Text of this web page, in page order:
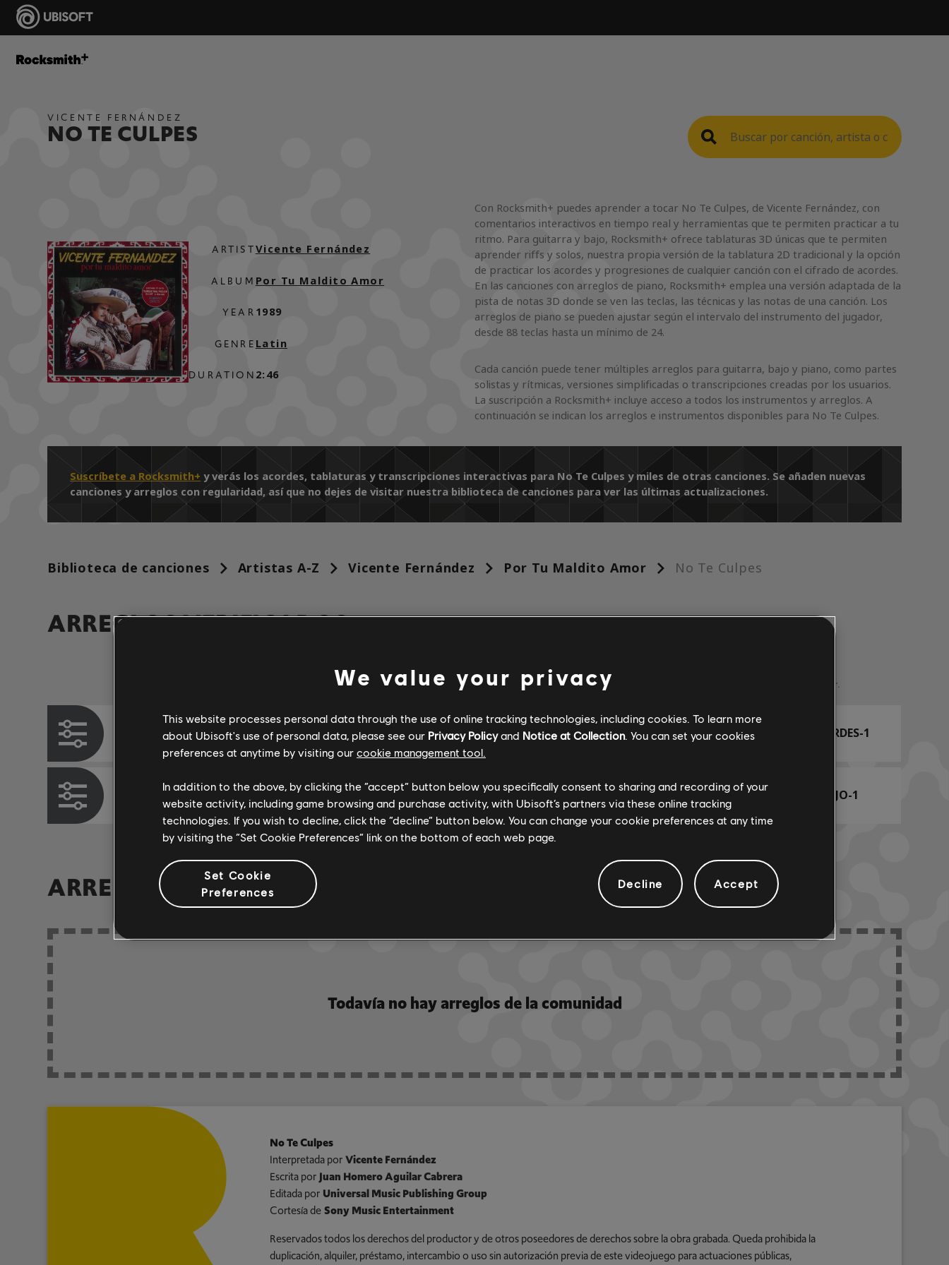
VICENTE FERNÁNDEZ
NO TE CULPES
ARTIST
ALBUM
YEAR
GENRE
DURATION
Vicente Fernández
Por Tu Maldito Amor
1989
Latin
2:46
Con Rocksmith+ puedes aprender a tocar No Te Culpes, de Vicente Fernández, con
comentarios interactivos en tiempo real y herramientas que te permiten practicar a tu
ritmo. Para guitarra y bajo, Rocksmith+ ofrece tablaturas 3D únicas que te permiten
aprender riffs y solos, nuestra propia versión de la tablatura 2D tradicional y la opción
de practicar los acordes y progresiones de cualquier canción con el cifrado de acordes.
En las canciones con arreglos de piano, Rocksmith+ emplea una versión adaptada de la
pista de notas 3D donde se ven las teclas, las técnicas y las notas de una canción. Los
arreglos de piano se pueden ajustar según el intervalo del instrumento del jugador,
desde 88 teclas hasta un mínimo de 24.
Cada canción puede tener múltiples arreglos para guitarra, bajo y piano, como partes
solistas y rítmicas, versiones simplificadas o transcripciones creadas por los usuarios.
La suscripción a Rocksmith+ incluye acceso a todos los instrumentos y arreglos. A
continuación se indican los arreglos e instrumentos disponibles para No Te Culpes.
Suscríbete a Rocksmith+ y verás los acordes, tablaturas y transcripciones interactivas para No Te Culpes y miles de otras canciones. Se añaden nuevas
canciones y arreglos con regularidad, así que no dejes de visitar nuestra biblioteca de canciones para ver las últimas actualizaciones.
Biblioteca de canciones Artistas A-Z Vicente Fernández Por Tu Maldito Amor No Te Culpes
ARREGLOS VERIFICADOS
Verificado Creador Nombre del arr.
Cifrado de acordes R+ Team & ARCHI CIFRADO DE ACORDES-1
Cifrado de bajo ARCHI CIFRADO DE BAJO-1
ARREGLOS DE LA COMUNIDAD
Todavía no hay arreglos de la comunidad
No Te Culpes
Interpretada por Vicente Fernández
Escrita porJuan Homero Aguilar Cabrera
Editada por Universal Music Publishing Group
Cortesía de Sony Music Entertainment
Reservados todos los derechos del productor y de otros poseedores de derechos sobre la obra grabada. Queda prohibida la
duplicación, alquiler, préstamo, intercambio o uso sin autorización previa de este videojuego para actuaciones públicas,
We value your privacy
This website processes personal data through the use of online tracking technologies, including cookies. To learn more
about Ubisoft's use of personal data, please see our Privacy Policyand Notice at Collection. You can set your cookies
preferences at anytime by visiting our cookie management tool.
In addition to the above, by clicking the “accept” button below you specifically consent to sharing and recording of your
website activity, including game browsing and purchase activity, with Ubisoft’s partners via these online tracking
technologies. If you wish to decline, click the “decline” button below. You can change your cookie preferences at any time
by visiting the “Set Cookie Preferences” link on the bottom of each web page.
Set Cookie
Preferences
Decline Accept